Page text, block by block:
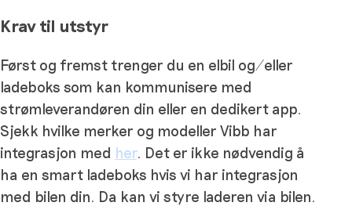
Krav til utstyr
Først og fremst trenger du en elbil og/eller
ladeboks som kan kommunisere med
strømleverandøren din eller en dedikert app.
Sjekk hvilke merker og modeller Vibb har
integrasjon med her. Det er ikke nødvendig å
ha en smart ladeboks hvis vi har integrasjon
med bilen din. Da kan vi styre laderen via bilen.